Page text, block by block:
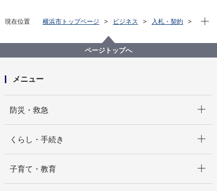
現在位置 横浜市トップページ ビジネス
入札・契約
【参加申込終了】【公募型指名競争入札】令和７年度
コンビニエンスストアにおける学校給食費の収納事務
現在
ページトップへ
メニュー
防災・救急
くらし・手続き
子育て・教育